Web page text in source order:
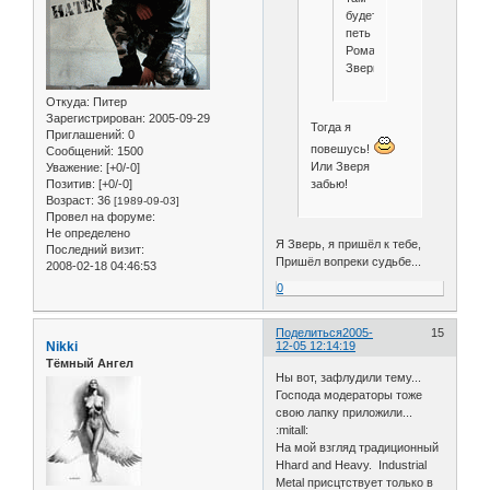
Откуда: Питер
Зарегистрирован: 2005-09-29
Приглашений: 0
Сообщений: 1500
Уважение: [+0/-0]
Позитив: [+0/-0]
Возраст: 36 [1989-09-03]
Провел на форуме:
Не определено
Последний визит:
2008-02-18 04:46:53
будет
петь
Рома
Зверь?
Тогда я
повешусь!
Или Зверя
забью!
Я Зверь, я пришёл к тебе,
Пришёл вопреки судьбе...
0
Поделиться 15
2005-
12-05 12:14:19
Nikki
Тёмный Ангел
Ны вот, зафлудили тему...
Господа модераторы тоже
свою лапку приложили...
:mitall:
На мой взгляд традиционный
Hhard and Heavy. Industrial
Metal присцтствует только в